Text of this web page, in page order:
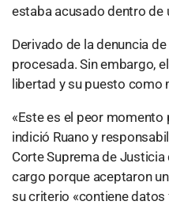
estaba acusado dentro de
Derivado de la denuncia
procesada. Sin embargo,
libertad y su puesto como
«Este es el peor momento
indició Ruano y
Corte Suprema de
cargo porque aceptaron
su criterio «contiene datos